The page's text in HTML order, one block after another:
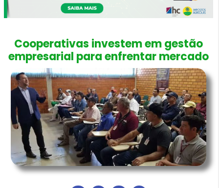
Cooperativas investem em gestão
empresarial para enfrentar mercado